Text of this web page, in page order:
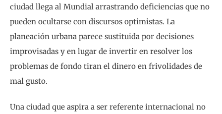
ciudad llega al Mundial arrastrando deficiencias que no
pueden ocultarse con discursos optimistas. La
planeación urbana parece sustituida por decisiones
improvisadas y en lugar de invertir en resolver los
problemas de fondo tiran el dinero en frivolidades de
mal gusto.
Una ciudad que aspira a ser referente internacional no